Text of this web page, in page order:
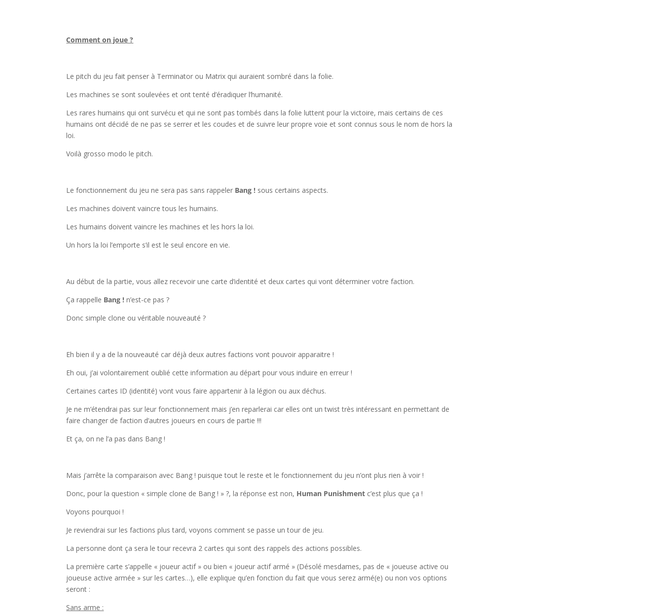
Comment on joue ?
Le pitch du jeu fait penser à Terminator ou Matrix qui auraient sombré dans la folie.
Les machines se sont soulevées et ont tenté d’éradiquer l’humanité.
Les rares humains qui ont survécu et qui ne sont pas tombés dans la folie luttent pour la victoire, mais certains de ces
humains ont décidé de ne pas se serrer et les coudes et de suivre leur propre voie et sont connus sous le nom de hors la
loi.
Voilà grosso modo le pitch.
Le fonctionnement du jeu ne sera pas sans rappeler Bang ! sous certains aspects.
Les machines doivent vaincre tous les humains.
Les humains doivent vaincre les machines et les hors la loi.
Un hors la loi l’emporte s’il est le seul encore en vie.
Au début de la partie, vous allez recevoir une carte d’identité et deux cartes qui vont déterminer votre faction.
Ça rappelle Bang ! n’est-ce pas ?
Donc simple clone ou véritable nouveauté ?
Eh bien il y a de la nouveauté car déjà deux autres factions vont pouvoir apparaitre !
Eh oui, j’ai volontairement oublié cette information au départ pour vous induire en erreur !
Certaines cartes ID (identité) vont vous faire appartenir à la légion ou aux déchus.
Je ne m’étendrai pas sur leur fonctionnement mais j’en reparlerai car elles ont un twist très intéressant en permettant de
faire changer de faction d’autres joueurs en cours de partie !!!
Et ça, on ne l’a pas dans Bang !
Mais j’arrête la comparaison avec Bang ! puisque tout le reste et le fonctionnement du jeu n’ont plus rien à voir !
Donc, pour la question « simple clone de Bang ! » ?, la réponse est non, Human Punishment c’est plus que ça !
Voyons pourquoi !
Je reviendrai sur les factions plus tard, voyons comment se passe un tour de jeu.
La personne dont ça sera le tour recevra 2 cartes qui sont des rappels des actions possibles.
La première carte s’appelle « joueur actif » ou bien « joueur actif armé » (Désolé mesdames, pas de « joueuse active ou
joueuse active armée » sur les cartes…), elle explique qu’en fonction du fait que vous serez armé(e) ou non vos options
seront :
Sans arme :